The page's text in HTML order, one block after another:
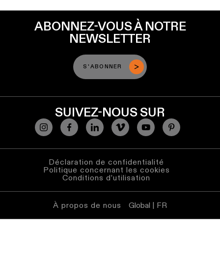
ABONNEZ-VOUS À NOTRE
NEWSLETTER
S'ABONNER
SUIVEZ-NOUS SUR
Déclaration de confidentialité
Politique concernant les cookies
Conditions d’utilisation
À propos de nous Global | FR